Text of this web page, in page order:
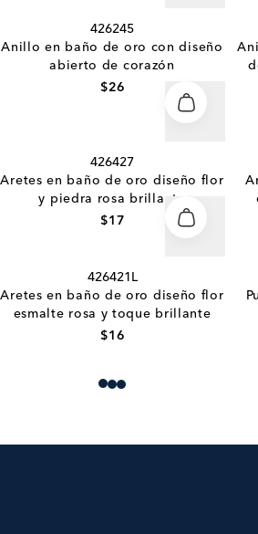
426245
Anillo en baño de oro con diseño
abierto de corazón
$26
426427
Aretes en baño de oro diseño flor
y piedra rosa brillante
$17
426421L
Aretes en baño de oro diseño flor
esmalte rosa y toque brillante
$16
Loading more products